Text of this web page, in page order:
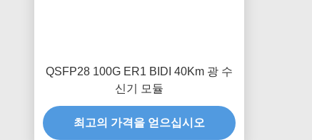
QSFP28 100G ER1 BIDI 40Km 광 수
신기 모듈
최고의 가격을 얻으십시오